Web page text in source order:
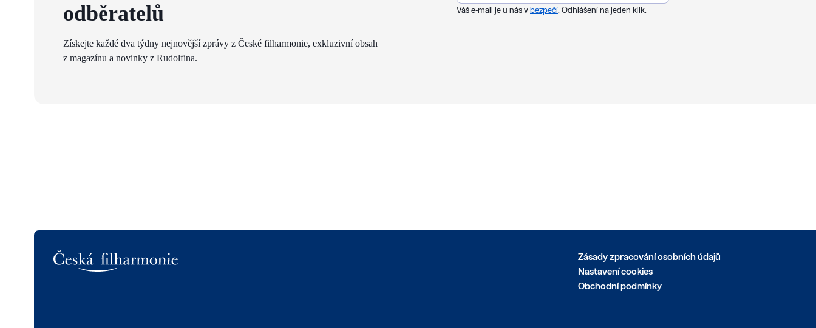
odběratelů
Získejte každé dva týdny nejnovější zprávy z České filharmonie, exkluzivní obsah
z magazínu a novinky z Rudolfina.
Váš e-mail je u nás vbezpečí . Odhlášení na jeden klik.
Zásady zpracování osobních údajů
Nastavení cookies
Obchodní podmínky